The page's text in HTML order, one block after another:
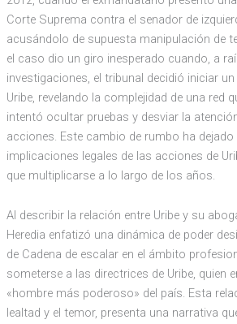
Corte Suprema contra el senador de
acusándolo de supuesta manipulación de
el caso dio un giro inesperado cuando, a
investigaciones, el tribunal decidió iniciar
Uribe, revelando la complejidad de una red
intentó ocultar pruebas y desviar la
acciones. Este cambio de rumbo ha
implicaciones legales de las acciones de
que multiplicarse a lo largo de los años.
Al describir la relación entre Uribe y su
Heredia enfatizó una dinámica de poder
de Cadena de escalar en el ámbito
someterse a las directrices de Uribe, quien
«hombre más poderoso» del país. Esta
lealtad y el temor, presenta una narrativa